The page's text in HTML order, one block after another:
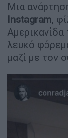
Μια
Instagram,
Αμερικανίδα
λευκό
μαζί με τον